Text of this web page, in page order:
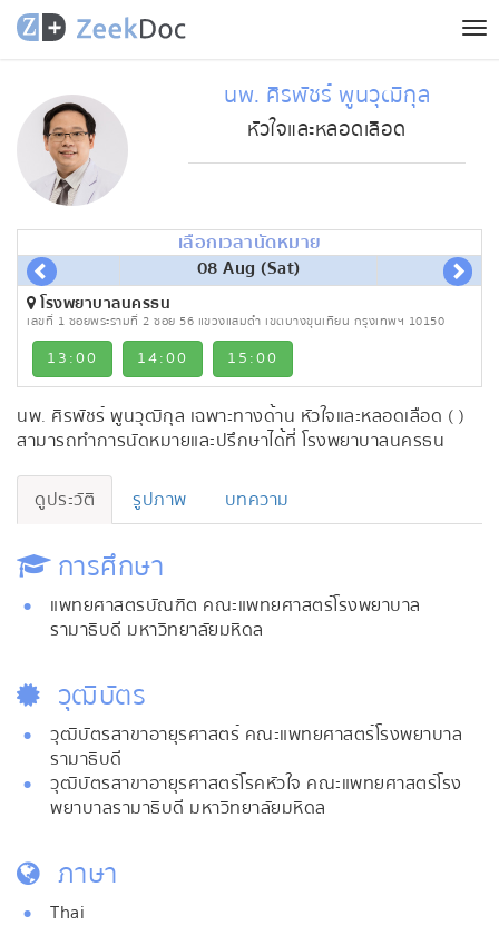
นพ. ศิรพัชร์ พูนวุฒิกุล
หัวใจและหลอดเลือด
เลือกเวลานัดหมาย
08 Aug (Sat)
โรงพยาบาลนครธน
เลขที่ 1 ซอยพระรามที่ 2 ซอย 56 แขวงแสมดำ เขตบางขุนเทียน กรุงเทพฯ 10150
13:00 14:00 15:00
นพ. ศิรพัชร์ พูนวุฒิกุล เฉพาะทางด้าน หัวใจและหลอดเลือด ( )
สามารถทำการนัดหมายและปรึกษาได้ที่ โรงพยาบาลนครธน
ดูประวัติ รูปภาพ บทความ
การศึกษา
แพทยศาสตรบัณฑิต คณะแพทยศาสตร์โรงพยาบาล
รามาธิบดี มหาวิทยาลัยมหิดล
วุฒิบัตร
วุฒิบัตรสาขาอายุรศาสตร์ คณะแพทยศาสตร์โรงพยาบาล
รามาธิบดี
วุฒิบัตรสาขาอายุรศาสตร์โรคหัวใจ คณะแพทยศาสตร์โรง
พยาบาลรามาธิบดี มหาวิทยาลัยมหิดล
ภาษา
Thai